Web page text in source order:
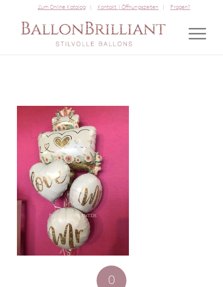
Zum Online Katalog Kontakt | Öffnungszeiten Fragen?
0